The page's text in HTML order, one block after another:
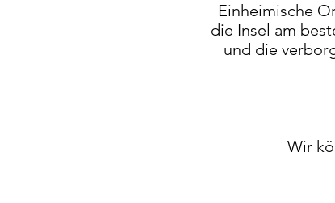
Einheimische
die Insel am
und die
Wir